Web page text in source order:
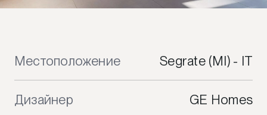
Местоположение Segrate (MI) - IT
Дизайнер GE Homes